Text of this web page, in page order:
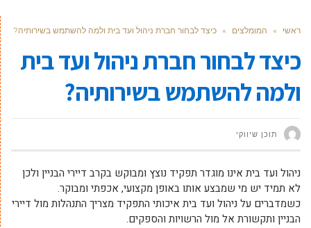
ראשי » המומלצים » כיצד לבחור חברת ניהול ועד בית ולמה להשתמש בשירותיה?
כיצד לבחור חברת ניהול ועד בית
ולמה להשתמש בשירותיה?
תוכן שיווקי
ניהול ועד בית אינו מוגדר תפקיד נוצץ ומבוקש בקרב דיירי הבניין ולכן
לא תמיד יש מי שמבצע אותו באופן מקצועי, אכפתי ומבוקר.
כשמדברים על ניהול ועד בית איכותי התפקיד מצריך התנהלות מול דיירי
הבניין ותקשורת אל מול הרשויות והספקים.